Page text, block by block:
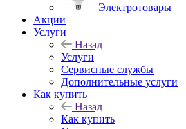
Электротовары
Акции
Услуги
Назад
Услуги
Сервисные службы
Дополнительные услуги
Как купить
Назад
Как купить